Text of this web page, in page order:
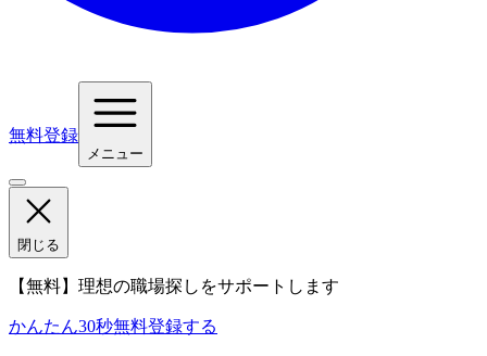
無料登録
メニュー
閉じる
【無料】理想の職場探しをサポートします
かんたん30秒無料登録する